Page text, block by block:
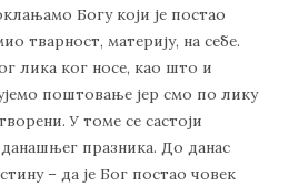
Богу који је постао
тварност, материју, на себе.
лика ког носе, као што и
поштовање јер смо по лику
У томе се састоји
празника. До данас
– да је Бог постао човек